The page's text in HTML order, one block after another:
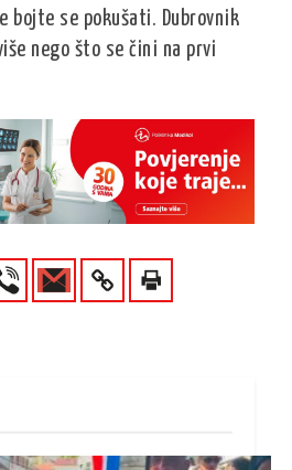
bojte se pokušati. Dubrovnik
nego što se čini na prvi